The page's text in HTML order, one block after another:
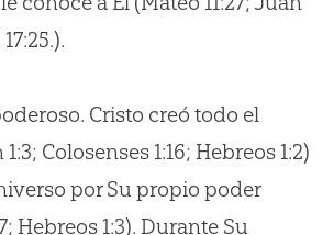
Cristo creó todo el
Colosenses 1:16; Hebreos 1:2)
por Su propio poder
Hebreos 1:3). Durante Su